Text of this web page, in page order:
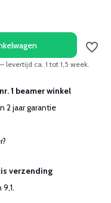
levertijd ca. 1 tot 1,5 week.
1 beamer winkel
2 jaar garantie
verzending